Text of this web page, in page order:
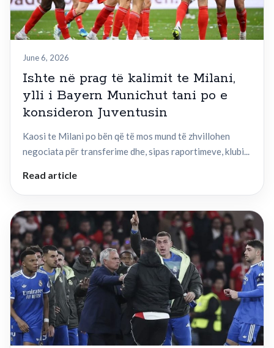
June 6, 2026
Ishte në prag të kalimit te Milani,
ylli i Bayern Munichut tani po e
konsideron Juventusin
Kaosi te Milani po bën që të mos mund të zhvillohen
negociata për transferime dhe, sipas raportimeve, klubi...
Read article